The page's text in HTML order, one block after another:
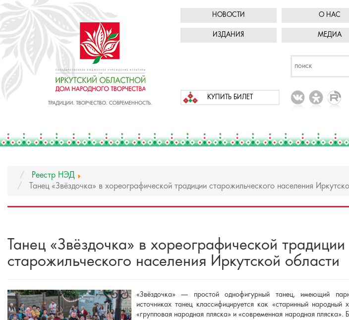
НОВОСТИ О НАС
ИЗДАНИЯ МЕДИА
КУПИТЬ БИЛЕТ
Реестр НЭД
Танец «Звёздочка» в хореографической традиции старожильческого населения
Танец «Звёздочка» в хореографической традиции
старожильческого населения Иркутской области
«Звёздочка» — простой однофигурный танец, имеющий
источниках танец классифицируется как «старинный народный
«групповая народная пляска» и «современная народная пляска».